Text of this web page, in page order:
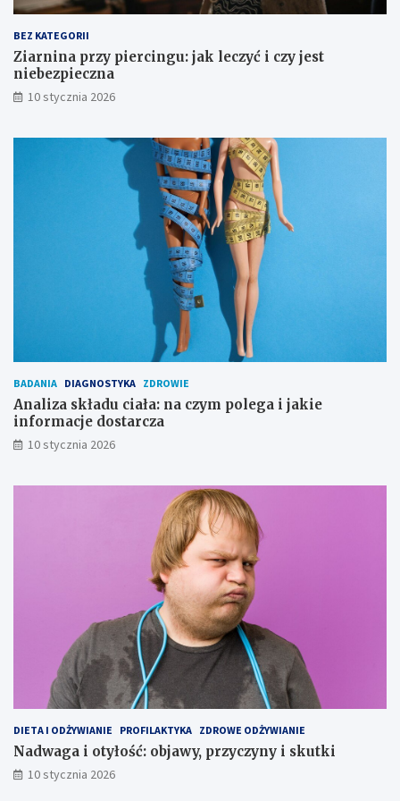
g
a
n
i
a
i
e
b
e
z
p
BEZ KATEGORII
Ziarnina przy piercingu: jak leczyć i czy jest
niebezpieczna
10 stycznia 2026
BADANIA DIAGNOSTYKA ZDROWIE
Analiza składu ciała: na czym polega i jakie
informacje dostarcza
10 stycznia 2026
DIETA I ODŻYWIANIE PROFILAKTYKA ZDROWE ODŻYWIANIE
Nadwaga i otyłość: objawy, przyczyny i skutki
10 stycznia 2026